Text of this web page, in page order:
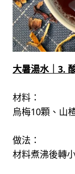
大暑湯水｜3.
材料：
烏梅10顆、山
做法：
材料煮沸後轉